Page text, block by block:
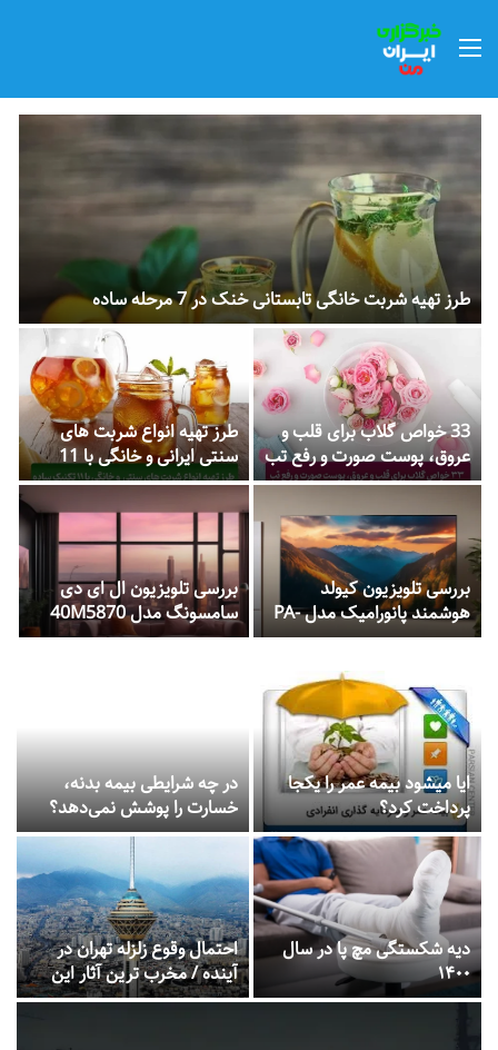
طرز تهیه شربت خانگی تابستانی خنک در 7 مرحله ساده
33 خواص گلاب برای قلب و
عروق، پوست صورت و رفع تب
طرز تهیه انواع شربت های
سنتی ایرانی و خانگی با 11
تکنیک ساده
بررسی تلویزیون کیولد
هوشمند پانورامیک مدل PA-
55SA3657 سایز 55 اینچ
بررسی تلویزیون ال ای دی
سامسونگ مدل 40M5870
سایز 40 اینچ
ایا میشود بیمه عمر را یکجا
پرداخت کرد؟
در چه شرایطی بیمه بدنه،
خسارت را پوشش نمی‌دهد؟
دیه شکستگی مچ پا در سال
۱۴۰۰
احتمال وقوع زلزله تهران در
آینده / مخرب ترین آثار این
فاجعه چیست؟